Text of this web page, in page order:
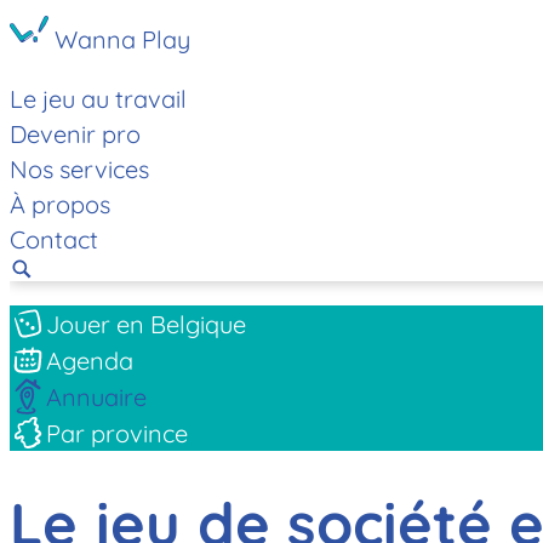
Wanna Play
Le jeu au travail
Devenir pro
Nos services
À propos
Contact
Jouer en Belgique
Agenda
Annuaire
Par province
Le jeu de société